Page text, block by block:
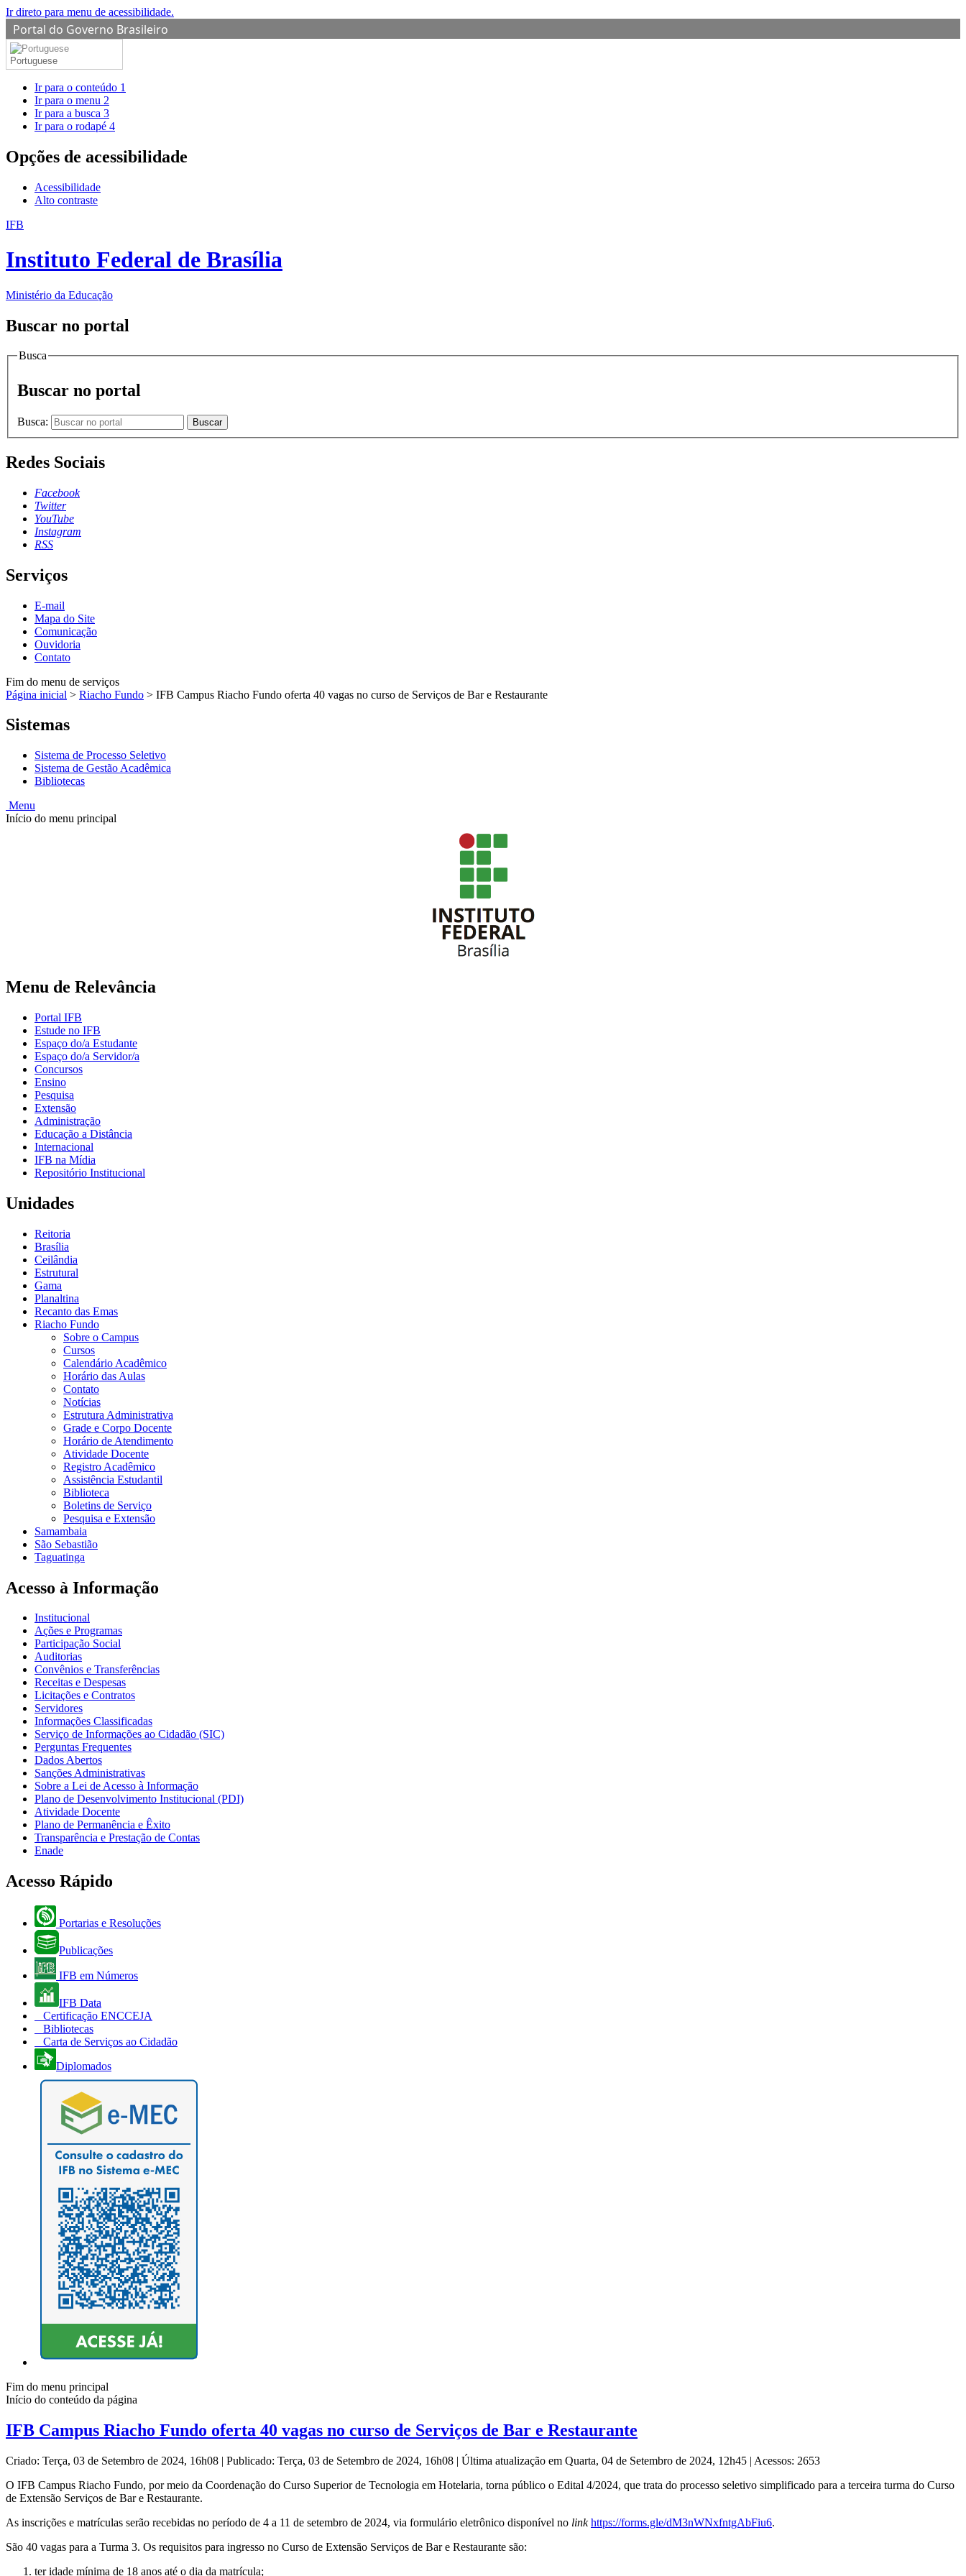
Ir direto para menu de acessibilidade.
Portal do Governo Brasileiro
Portuguese
Ir para o conteúdo 1
Ir para o menu 2
Ir para a busca 3
Ir para o rodapé 4
Opções de acessibilidade
Acessibilidade
Alto contraste
IFB
Instituto Federal de Brasília
Ministério da Educação
Buscar no portal
Busca
Buscar no portal
Busca: Buscar
Redes Sociais
Facebook
Twitter
YouTube
Instagram
RSS
Serviços
E-mail
Mapa do Site
Comunicação
Ouvidoria
Contato
Fim do menu de serviços
Página inicial > Riacho Fundo > IFB Campus Riacho Fundo oferta 40 vagas no curso de Serviços de Bar e Restaurante
Sistemas
Sistema de Processo Seletivo
Sistema de Gestão Acadêmica
Bibliotecas
Menu
Início do menu principal
Menu de Relevância
Portal IFB
Estude no IFB
Espaço do/a Estudante
Espaço do/a Servidor/a
Concursos
Ensino
Pesquisa
Extensão
Administração
Educação a Distância
Internacional
IFB na Mídia
Repositório Institucional
Unidades
Reitoria
Brasília
Ceilândia
Estrutural
Gama
Planaltina
Recanto das Emas
Riacho Fundo
Sobre o Campus
Cursos
Calendário Acadêmico
Horário das Aulas
Contato
Notícias
Estrutura Administrativa
Grade e Corpo Docente
Horário de Atendimento
Atividade Docente
Registro Acadêmico
Assistência Estudantil
Biblioteca
Boletins de Serviço
Pesquisa e Extensão
Samambaia
São Sebastião
Taguatinga
Acesso à Informação
Institucional
Ações e Programas
Participação Social
Auditorias
Convênios e Transferências
Receitas e Despesas
Licitações e Contratos
Servidores
Informações Classificadas
Serviço de Informações ao Cidadão (SIC)
Perguntas Frequentes
Dados Abertos
Sanções Administrativas
Sobre a Lei de Acesso à Informação
Plano de Desenvolvimento Institucional (PDI)
Atividade Docente
Plano de Permanência e Êxito
Transparência e Prestação de Contas
Enade
Acesso Rápido
Portarias e Resoluções
Publicações
IFB em Números
IFB Data
Certificação ENCCEJA
Bibliotecas
Carta de Serviços ao Cidadão
Diplomados
Fim do menu principal
Início do conteúdo da página
IFB Campus Riacho Fundo oferta 40 vagas no curso de Serviços de Bar e Restaurante
Criado: Terça, 03 de Setembro de 2024, 16h08 | Publicado: Terça, 03 de Setembro de 2024, 16h08 | Última atualização em Quarta, 04 de Setembro de 2024, 12h45 | Acessos: 2653
O IFB Campus Riacho Fundo, por meio da Coordenação do Curso Superior de Tecnologia em Hotelaria, torna público o Edital 4/2024, que trata do processo seletivo simplificado para a terceira turma do Curso
de Extensão Serviços de Bar e Restaurante.
As inscrições e matrículas serão recebidas no período de 4 a 11 de setembro de 2024, via formulário eletrônico disponível no linkhttps://forms.gle/dM3nWNxfntgAbFiu6.
São 40 vagas para a Turma 3. Os requisitos para ingresso no Curso de Extensão Serviços de Bar e Restaurante são:
ter idade mínima de 18 anos até o dia da matrícula;